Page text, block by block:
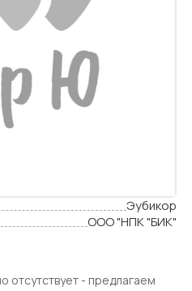
Эубикор
ООО "НПК "БИК"
отсутствует - предлагаем